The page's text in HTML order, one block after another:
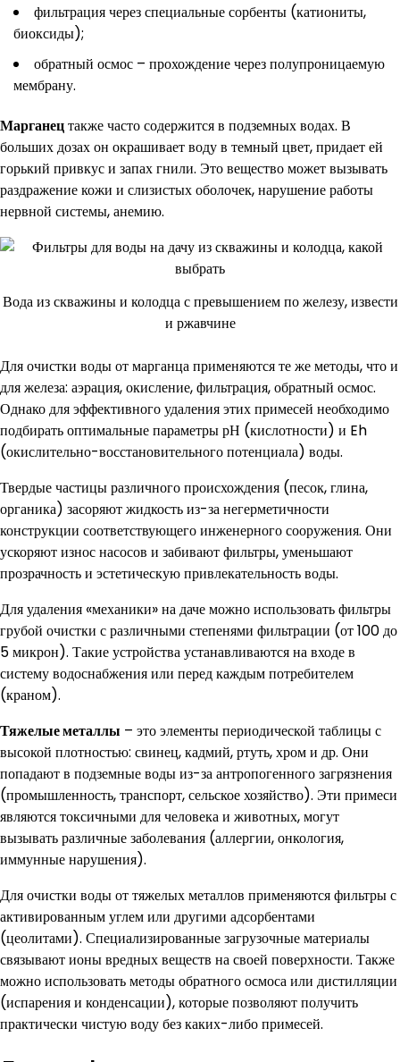
фильтрация через специальные сорбенты (катиониты,
биоксиды);
обратный осмос – прохождение через полупроницаемую
мембрану.
Марганецтакже часто содержится в подземных водах. В
больших дозах он окрашивает воду в темный цвет, придает ей
горький привкус и запах гнили. Это вещество может вызывать
раздражение кожи и слизистых оболочек, нарушение работы
нервной системы, анемию.
Вода из скважины и колодца с превышением по железу, извести
и ржавчине
Для очистки воды от марганца применяются те же методы, что и
для железа: аэрация, окисление, фильтрация, обратный осмос.
Однако для эффективного удаления этих примесей необходимо
подбирать оптимальные параметры рН (кислотности) и Eh
(окислительно-восстановительного потенциала) воды.
Твердые частицы различного происхождения (песок, глина,
органика) засоряют жидкость из-за негерметичности
конструкции соответствующего инженерного сооружения. Они
ускоряют износ насосов и забивают фильтры, уменьшают
прозрачность и эстетическую привлекательность воды.
Для удаления «механики» на даче можно использовать фильтры
грубой очистки с различными степенями фильтрации (от 100 до
5 микрон). Такие устройства устанавливаются на входе в
систему водоснабжения или перед каждым потребителем
(краном).
Тяжелые металлы – это элементы периодической таблицы с
высокой плотностью: свинец, кадмий, ртуть, хром и др. Они
попадают в подземные воды из-за антропогенного загрязнения
(промышленность, транспорт, сельское хозяйство). Эти примеси
являются токсичными для человека и животных, могут
вызывать различные заболевания (аллергии, онкология,
иммунные нарушения).
Для очистки воды от тяжелых металлов применяются фильтры с
активированным углем или другими адсорбентами
(цеолитами). Специализированные загрузочные материалы
связывают ионы вредных веществ на своей поверхности. Также
можно использовать методы обратного осмоса или дистилляции
(испарения и конденсации), которые позволяют получить
практически чистую воду без каких-либо примесей.